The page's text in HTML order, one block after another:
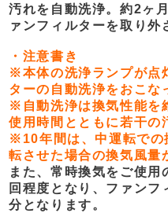
汚れを自動洗浄。約2ヶ
ァンフィルターを取り外
・注意書き
※本体の洗浄ランプが点
ターの自動洗浄をおこな
※自動洗浄は換気性能を
使用時間とともに若干の
※10年間は、中運転での
転させた場合の換気風量
また、常時換気をご使用
回程度となり、ファンフ
分となります。